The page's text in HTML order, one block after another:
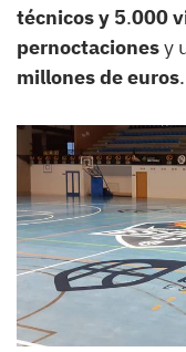
técnicos y 5.000
pernoctacionesy
millones de euros.